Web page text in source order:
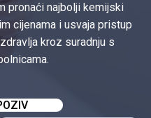
pronaći najbolji kemijski
cijenama i usvaja pristup
kroz suradnju s